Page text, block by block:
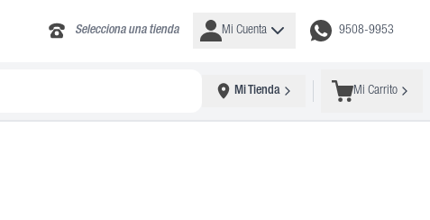
Selecciona una tienda Mi Cuenta 9508-9953
Mi Tienda Mi Carrito